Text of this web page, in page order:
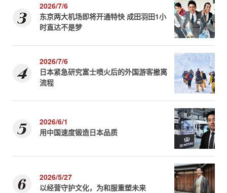
2026/7/6
东京两大机场即将开通特快 成田羽田1小
时直达不是梦
2026/7/6
日本紧急研究富士喷火后的外国游客撤离
流程
2026/6/1
用中国速度锻造日本品质
2026/5/27
以经营守护文化，为和服重塑未来